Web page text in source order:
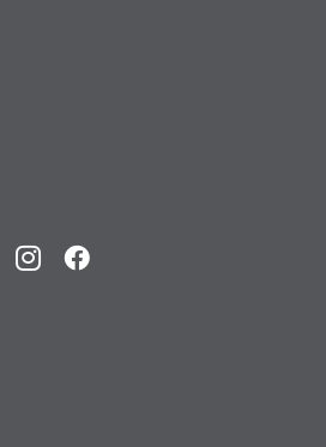
InstagramFacebook